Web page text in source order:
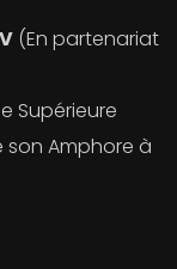
(En partenariat
Supérieure
son Amphore à